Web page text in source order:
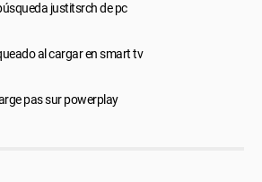
justitsrch de pc
al cargar en smart tv
pas sur powerplay